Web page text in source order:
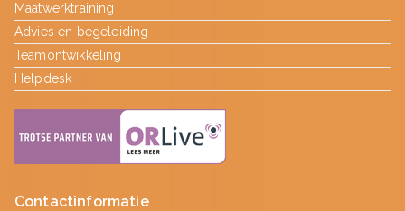
Maatwerktraining
Advies en begeleiding
Teamontwikkeling
Helpdesk
Contactinformatie